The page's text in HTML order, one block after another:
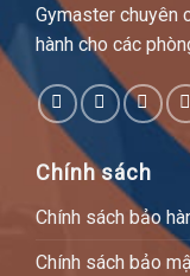
Gymaster chuyên
hành cho các
Chính sách
Chính sách bảo
Chính sách bảo